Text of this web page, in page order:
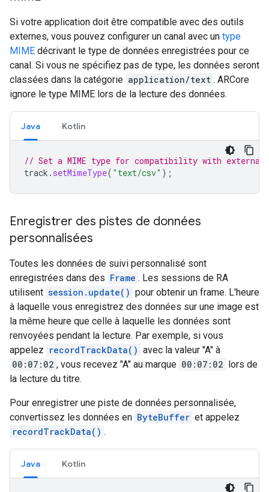
Si votre application doit être compatible avec des outils
externes, vous pouvez configurer un canal avec un type
MIME décrivant le type de données enregistrées pour ce
canal. Si vous ne spécifiez pas de type, les données seront
classées dans la catégorie application/text . ARCore
ignore le type MIME lors de la lecture des données.
Java Kotlin
// Set a MIME type for compatibility with
track . setMimeType( "text/csv" );
Enregistrer des pistes de données
personnalisées
Toutes les données de suivi personnalisé sont
enregistrées dans des Frame . Les sessions de RA
utilisent session.update() pour obtenir un frame. L'heure
à laquelle vous enregistrez des données sur une image est
la même heure que celle à laquelle les données sont
renvoyées pendant la lecture. Par exemple, si vous
appelez recordTrackData() avec la valeur "A" à
00:07:02 , vous recevez "A" au marque 00:07:02 lors de
la lecture du titre.
Pour enregistrer une piste de données personnalisée,
convertissez les données en ByteBuffer et appelez
recordTrackData() .
Java Kotlin